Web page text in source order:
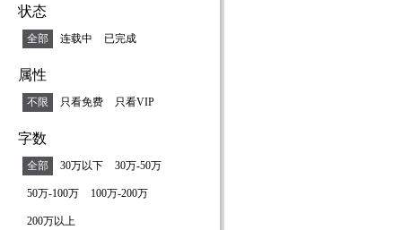
状态
全部 连载中 已完成
属性
不限 只看免费 只看VIP
字数
全部 30万以下 30万-50万
50万-100万 100万-200万
200万以上